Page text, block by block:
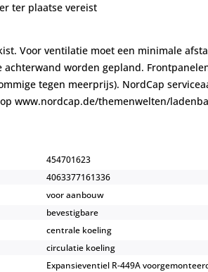
ter plaatse vereist
Voor ventilatie moet een minimale
worden gepland.
tegen meerprijs). NordCap
www.nordcap.de/themenwelten/
454701623
4063377161336
voor aanbouw
bevestigbare
centrale koeling
circulatie koeling
Expansieventiel R-449A